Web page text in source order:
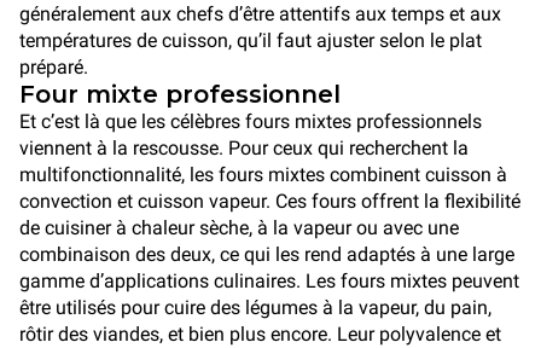
généralement aux chefs d’être attentifs aux temps et aux
températures de cuisson, qu’il faut ajuster selon le plat
préparé.
Four mixte professionnel
Et c’est là que les célèbres fours mixtes professionnels
viennent à la rescousse. Pour ceux qui recherchent la
multifonctionnalité, les fours mixtes combinent cuisson à
convection et cuisson vapeur. Ces fours offrent la flexibilité
de cuisiner à chaleur sèche, à la vapeur ou avec une
combinaison des deux, ce qui les rend adaptés à une large
gamme d’applications culinaires. Les fours mixtes peuvent
être utilisés pour cuire des légumes à la vapeur, du pain,
rôtir des viandes, et bien plus encore. Leur polyvalence et